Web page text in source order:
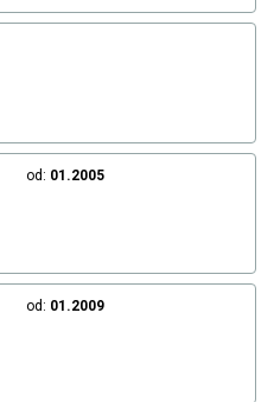
od: 01.2005
od: 01.2009